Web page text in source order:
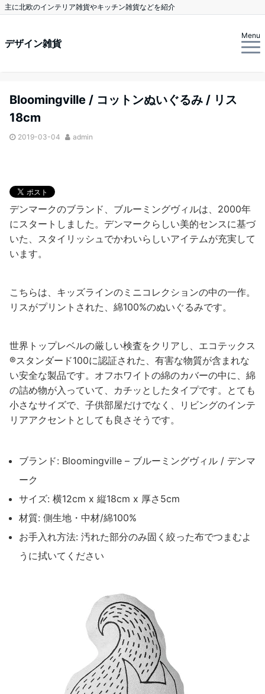
主に北欧のインテリア雑貨やキッチン雑貨などを紹介
デザイン雑貨
Menu
Bloomingville / コットンぬいぐるみ / リス
18cm
2019-03-04 admin
デンマークのブランド、ブルーミングヴィルは、2000年
にスタートしました。デンマークらしい美的センスに基づ
いた、スタイリッシュでかわいらしいアイテムが充実して
います。
こちらは、キッズラインのミニコレクションの中の一作。
リスがプリントされた、綿100%のぬいぐるみです。
世界トップレベルの厳しい検査をクリアし、エコテックス
®スタンダード100に認証された、有害な物質が含まれな
い安全な製品です。オフホワイトの綿のカバーの中に、綿
の詰め物が入っていて、カチッとしたタイプです。とても
小さなサイズで、子供部屋だけでなく、リビングのインテ
リアアクセントとしても良さそうです。
ブランド: Bloomingville – ブルーミングヴィル / デンマ
ーク
サイズ: 横12cm x 縦18cm x 厚さ5cm
材質: 側生地・中材/綿100%
お手入れ方法: 汚れた部分のみ固く絞った布でつまむよ
うに拭いてください